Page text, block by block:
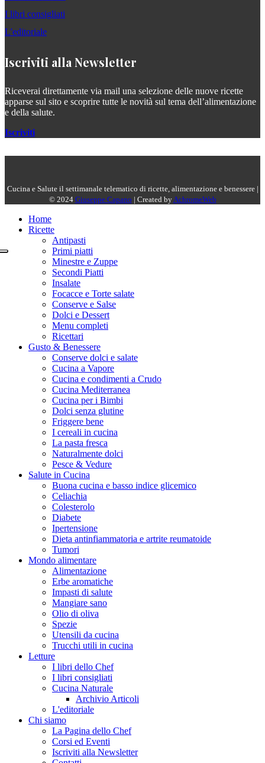
I libri consigliati
L'editoriale
Iscriviti alla Newsletter
Riceverai direttamente via mail una selezione delle nuove ricette
apparse sul sito e scoprire tutte le novità sul tema dell’alimentazione
e della salute.
Iscriviti
Cucina e Salute il settimanale telematico di ricette, alimentazione e benessere |
© 2024 Giuseppe Capano | Created by AchromeWeb
Home
Ricette
Antipasti
Primi piatti
Minestre e Zuppe
Secondi Piatti
Insalate
Focacce e Torte salate
Conserve e Salse
Dolci e Dessert
Menu completi
Ricettari
Gusto & Benessere
Conserve dolci e salate
Cucina a Vapore
Cucina e condimenti a Crudo
Cucina Mediterranea
Cucina per i Bimbi
Dolci senza glutine
Friggere bene
I cereali in cucina
La pasta fresca
Naturalmente dolci
Pesce & Vedure
Salute in Cucina
Buona cucina e basso indice glicemico
Celiachia
Colesterolo
Diabete
Ipertensione
Dieta antinfiammatoria e artrite reumatoide
Tumori
Mondo alimentare
Alimentazione
Erbe aromatiche
Impasti di salute
Mangiare sano
Olio di oliva
Spezie
Utensili da cucina
Trucchi utili in cucina
Letture
I libri dello Chef
I libri consigliati
Cucina Naturale
Archivio Articoli
L'editoriale
Chi siamo
La Pagina dello Chef
Corsi ed Eventi
Iscriviti alla Newsletter